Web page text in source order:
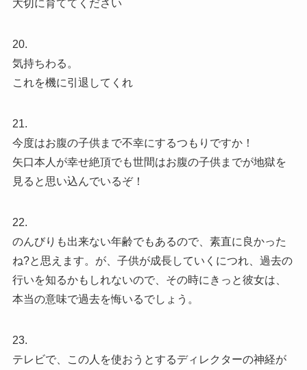
大切に育ててください
20.
気持ちわる。
これを機に引退してくれ
21.
今度はお腹の子供まで不幸にするつもりですか！
矢口本人が幸せ絶頂でも世間はお腹の子供までが地獄を
見ると思い込んでいるぞ！
22.
のんびりも出来ない年齢でもあるので、素直に良かった
ね?と思えます。が、子供が成長していくにつれ、過去の
行いを知るかもしれないので、その時にきっと彼女は、
本当の意味で過去を悔いるでしょう。
23.
テレビで、この人を使おうとするディレクターの神経が